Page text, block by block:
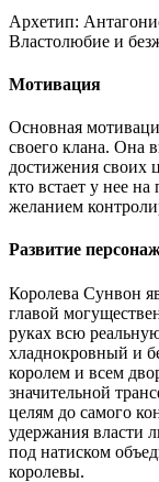
Архетип:
Властолюбие и
Мотивация
Основная
своего клана. Она
достижения своих
кто встает у нее
желанием
Развитие
Королева Сунвон
главой
руках всю
хладнокровный и
королем и всем
значительной
целям до самого
удержания власти
под натиском
королевы.